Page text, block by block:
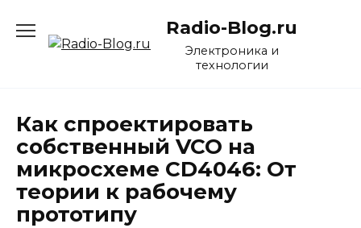
содержанию
Radio-Blog.ru
Электроника и
технологии
Как спроектировать
собственный VCO на
микросхеме CD4046: От
теории к рабочему
прототипу